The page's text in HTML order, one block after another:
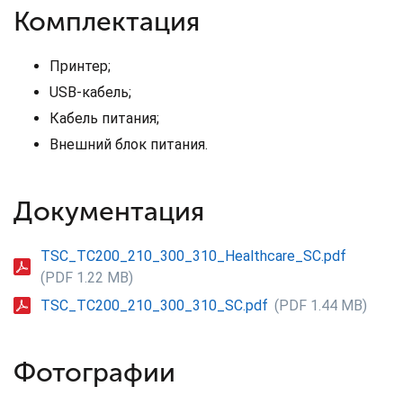
Комплектация
Принтер;
USB-кабель;
Кабель питания;
Внешний блок питания.
Документация
TSC_TC200_210_300_310_Healthcare_SC.pdf
(PDF 1.22 MB)
TSC_TC200_210_300_310_SC.pdf (PDF 1.44 MB)
Фотографии